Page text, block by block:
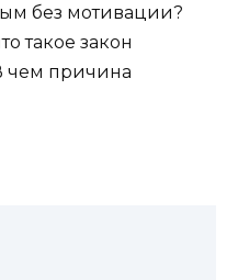
без мотивации?
такое закон
чем причина